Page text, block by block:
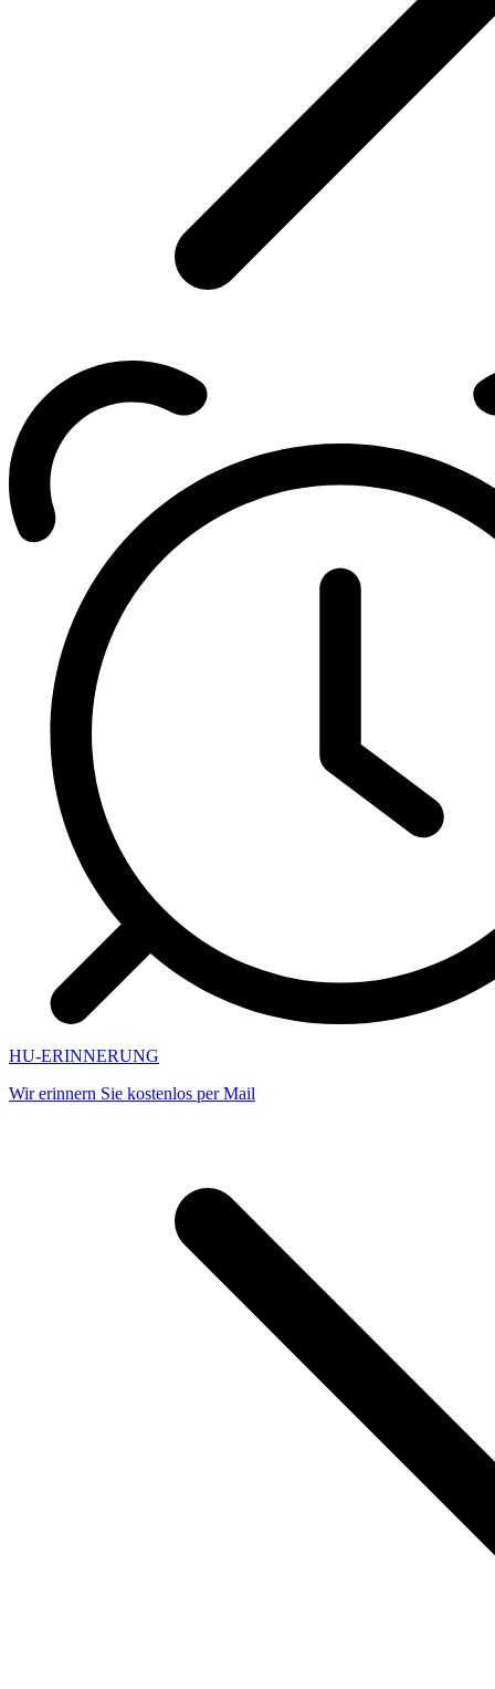
HU-ERINNERUNG
Wir erinnern Sie kostenlos per Mail